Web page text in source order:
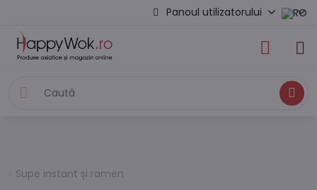
Panoul utilizatorului
Caută
Supe instant și ramen